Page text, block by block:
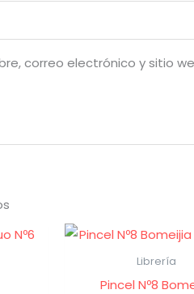
correo electrónico y sitio
Librería
Pincel Nº8